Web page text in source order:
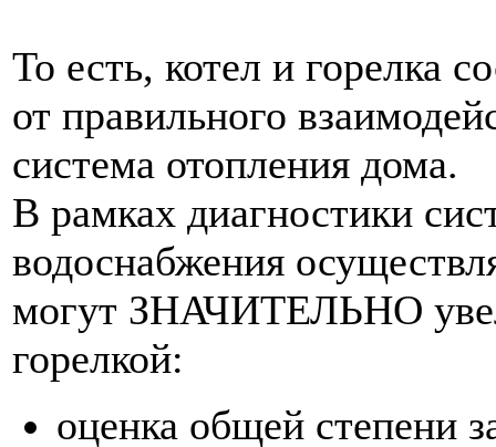
То есть, котел и горелка
от правильного
система отопления дома.
В рамках диагностики
водоснабжения
могут ЗНАЧИТЕЛЬНО
горелкой:
оценка общей степени